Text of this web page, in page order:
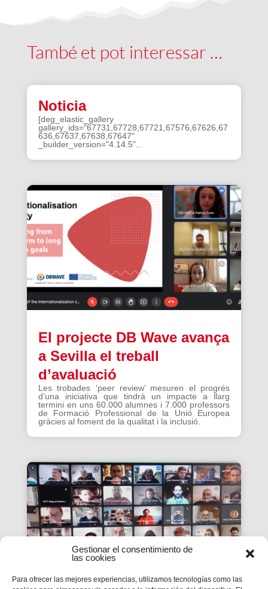
Gestionar el consentimiento de
las cookies
Para ofrecer las mejores experiencias, utilizamos tecnologías como las
També et pot interessar …
Noticia
[deg_elastic_gallery
gallery_ids="67731,67728,67721,67576,67626,67
636,67637,67638,67647"
_builder_version="4.14.5"...
El projecte DB Wave avança
a Sevilla el treball
d’avaluació
Les trobades ‘peer review’ mesuren el progrés
d’una iniciativa que tindrà un impacte a llarg
termini en uns 60.000 alumnes i 7.000 professors
de Formació Professional de la Unió Europea
gràcies al foment de la qualitat i la inclusió.